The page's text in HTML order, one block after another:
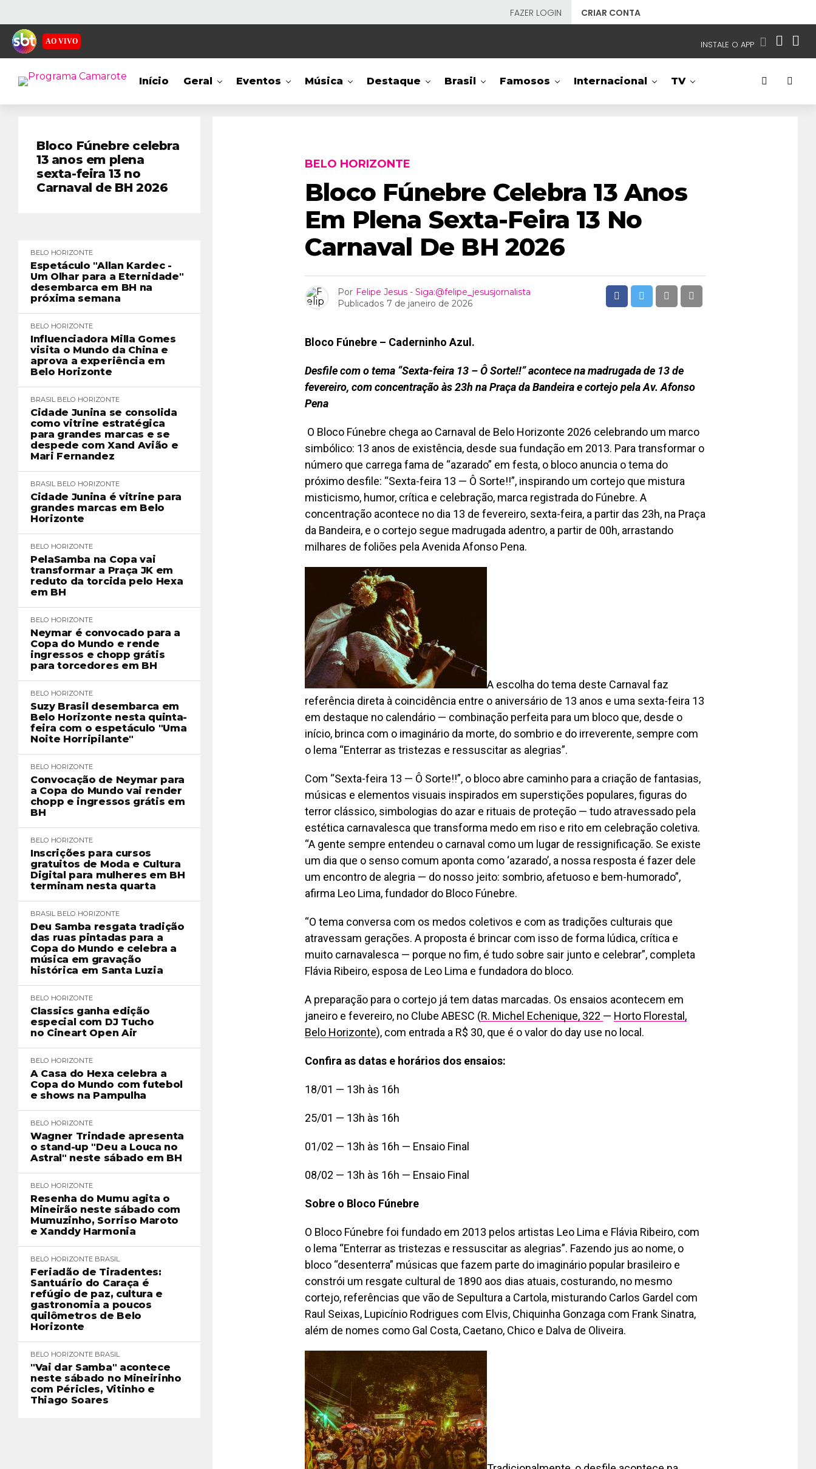
FAZER LOGIN CRIAR CONTA
AO VIVO INSTALE O APP
NOSSAS REDES APP TV SBT
Início Geral Eventos Música Destaque Brasil Famosos Internacional TV
Bloco Fúnebre celebra
13 anos em plena
sexta-feira 13 no
Carnaval de BH 2026
BELO HORIZONTE
Espetáculo "Allan Kardec -
Um Olhar para a Eternidade"
desembarca em BH na
próxima semana
BELO HORIZONTE
Influenciadora Milla Gomes
visita o Mundo da China e
aprova a experiência em
Belo Horizonte
BRASIL BELO HORIZONTE
Cidade Junina se consolida
como vitrine estratégica
para grandes marcas e se
despede com Xand Avião e
Mari Fernandez
BRASIL BELO HORIZONTE
Cidade Junina é vitrine para
grandes marcas em Belo
Horizonte
BELO HORIZONTE
PelaSamba na Copa vai
transformar a Praça JK em
reduto da torcida pelo Hexa
em BH
BELO HORIZONTE
Neymar é convocado para a
Copa do Mundo e rende
ingressos e chopp grátis
para torcedores em BH
BELO HORIZONTE
Suzy Brasil desembarca em
Belo Horizonte nesta quinta-
feira com o espetáculo "Uma
Noite Horripilante"
BELO HORIZONTE
Convocação de Neymar para
a Copa do Mundo vai render
chopp e ingressos grátis em
BH
BELO HORIZONTE
Inscrições para cursos
gratuitos de Moda e Cultura
Digital para mulheres em BH
terminam nesta quarta
BRASIL BELO HORIZONTE
Deu Samba resgata tradição
das ruas pintadas para a
Copa do Mundo e celebra a
música em gravação
histórica em Santa Luzia
BELO HORIZONTE
Classics ganha edição
especial com DJ Tucho
no Cineart Open Air
BELO HORIZONTE
A Casa do Hexa celebra a
Copa do Mundo com futebol
e shows na Pampulha
BELO HORIZONTE
Wagner Trindade apresenta
o stand-up "Deu a Louca no
Astral" neste sábado em BH
BELO HORIZONTE
Resenha do Mumu agita o
Mineirão neste sábado com
Mumuzinho, Sorriso Maroto
e Xanddy Harmonia
BELO HORIZONTE BRASIL
Feriadão de Tiradentes:
Santuário do Caraça é
refúgio de paz, cultura e
gastronomia a poucos
quilômetros de Belo
Horizonte
BELO HORIZONTE BRASIL
"Vai dar Samba" acontece
neste sábado no Mineirinho
com Péricles, Vitinho e
Thiago Soares
BELO HORIZONTE
Bloco Fúnebre Celebra 13 Anos
Em Plena Sexta-Feira 13 No
Carnaval De BH 2026
Por Felipe Jesus - Siga:@felipe_jesusjornalista
Publicados 7 de janeiro de 2026
Bloco Fúnebre – Caderninho Azul.
Desfile com o tema “Sexta-feira 13 – Ô Sorte!!” acontece na madrugada de 13 de
fevereiro, com concentração às 23h na Praça da Bandeira e cortejo pela Av. Afonso
Pena
O Bloco Fúnebre chega ao Carnaval de Belo Horizonte 2026 celebrando um marco
simbólico: 13 anos de existência, desde sua fundação em 2013. Para transformar o
número que carrega fama de “azarado” em festa, o bloco anuncia o tema do
próximo desfile: “Sexta-feira 13 — Ô Sorte!!”, inspirando um cortejo que mistura
misticismo, humor, crítica e celebração, marca registrada do Fúnebre. A
concentração acontece no dia 13 de fevereiro, sexta-feira, a partir das 23h, na Praça
da Bandeira, e o cortejo segue madrugada adentro, a partir de 00h, arrastando
milhares de foliões pela Avenida Afonso Pena.
A escolha do tema deste Carnaval faz
referência direta à coincidência entre o aniversário de 13 anos e uma sexta-feira 13
em destaque no calendário — combinação perfeita para um bloco que, desde o
início, brinca com o imaginário da morte, do sombrio e do irreverente, sempre com
o lema “Enterrar as tristezas e ressuscitar as alegrias”.
Com “Sexta-feira 13 — Ô Sorte!!”, o bloco abre caminho para a criação de fantasias,
músicas e elementos visuais inspirados em superstições populares, figuras do
terror clássico, simbologias do azar e rituais de proteção — tudo atravessado pela
estética carnavalesca que transforma medo em riso e rito em celebração coletiva.
“A gente sempre entendeu o carnaval como um lugar de ressignificação. Se existe
um dia que o senso comum aponta como ‘azarado’, a nossa resposta é fazer dele
um encontro de alegria — do nosso jeito: sombrio, afetuoso e bem-humorado”,
afirma Leo Lima, fundador do Bloco Fúnebre.
“O tema conversa com os medos coletivos e com as tradições culturais que
atravessam gerações. A proposta é brincar com isso de forma lúdica, crítica e
muito carnavalesca — porque no fim, é tudo sobre sair junto e celebrar”, completa
Flávia Ribeiro, esposa de Leo Lima e fundadora do bloco.
A preparação para o cortejo já tem datas marcadas. Os ensaios acontecem em
janeiro e fevereiro, no Clube ABESC (R. Michel Echenique, 322 — Horto Florestal,
Belo Horizonte), com entrada a R$ 30, que é o valor do day use no local.
Confira as datas e horários dos ensaios:
18/01 — 13h às 16h
25/01 — 13h às 16h
01/02 — 13h às 16h — Ensaio Final
08/02 — 13h às 16h — Ensaio Final
Sobre o Bloco Fúnebre
O Bloco Fúnebre foi fundado em 2013 pelos artistas Leo Lima e Flávia Ribeiro, com
o lema “Enterrar as tristezas e ressuscitar as alegrias”. Fazendo jus ao nome, o
bloco “desenterra” músicas que fazem parte do imaginário popular brasileiro e
constrói um resgate cultural de 1890 aos dias atuais, costurando, no mesmo
cortejo, referências que vão de Sepultura a Cartola, misturando Carlos Gardel com
Raul Seixas, Lupicínio Rodrigues com Elvis, Chiquinha Gonzaga com Frank Sinatra,
além de nomes como Gal Costa, Caetano, Chico e Dalva de Oliveira.